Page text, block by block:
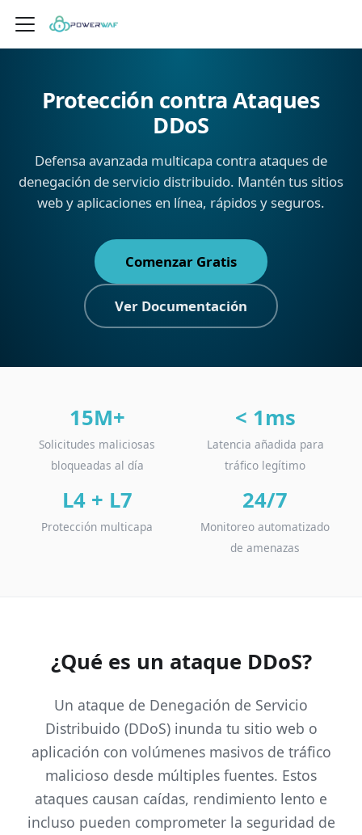
Protección contra Ataques
DDoS
Defensa avanzada multicapa contra ataques de
denegación de servicio distribuido. Mantén tus sitios
web y aplicaciones en línea, rápidos y seguros.
Comenzar Gratis
Ver Documentación
15M+
Solicitudes maliciosas
bloqueadas al día
< 1ms
Latencia añadida para
tráfico legítimo
L4 + L7
Protección multicapa
24/7
Monitoreo automatizado
de amenazas
¿Qué es un ataque DDoS?
Un ataque de Denegación de Servicio
Distribuido (DDoS) inunda tu sitio web o
aplicación con volúmenes masivos de tráfico
malicioso desde múltiples fuentes. Estos
ataques causan caídas, rendimiento lento e
incluso pueden comprometer la seguridad de